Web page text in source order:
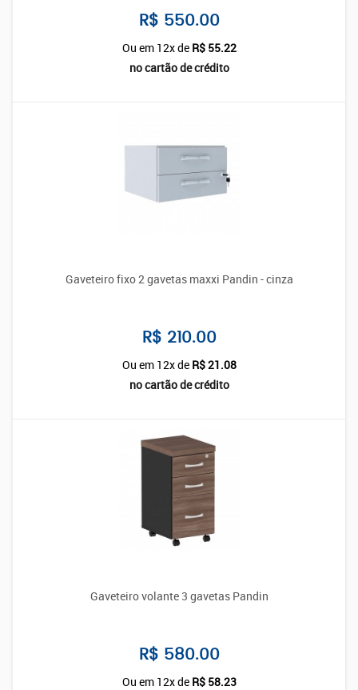
R$ 550.00
Ou em 12x de R$ 55.22
no cartão de crédito
Gaveteiro fixo 2 gavetas maxxi Pandin - cinza
R$ 210.00
Ou em 12x de R$ 21.08
no cartão de crédito
Gaveteiro volante 3 gavetas Pandin
R$ 580.00
Ou em 12x de R$ 58.23